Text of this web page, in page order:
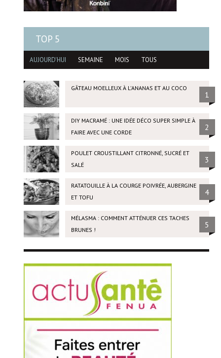
TOP 5
AUJOURD'HUI SEMAINE MOIS TOUS
GÂTEAU MOELLEUX À L'ANANAS ET AU COCO
1
DIY MACRAMÉ : UNE IDÉE DÉCO SUPER SIMPLE À
FAIRE AVEC UNE CORDE
2
POULET CROUSTILLANT CITRONNÉ, SUCRÉ ET
SALÉ
3
RATATOUILLE À LA COURGE POIVRÉE, AUBERGINE
ET TOFU
4
MÉLASMA : COMMENT ATTÉNUER CES TACHES
BRUNES !
5